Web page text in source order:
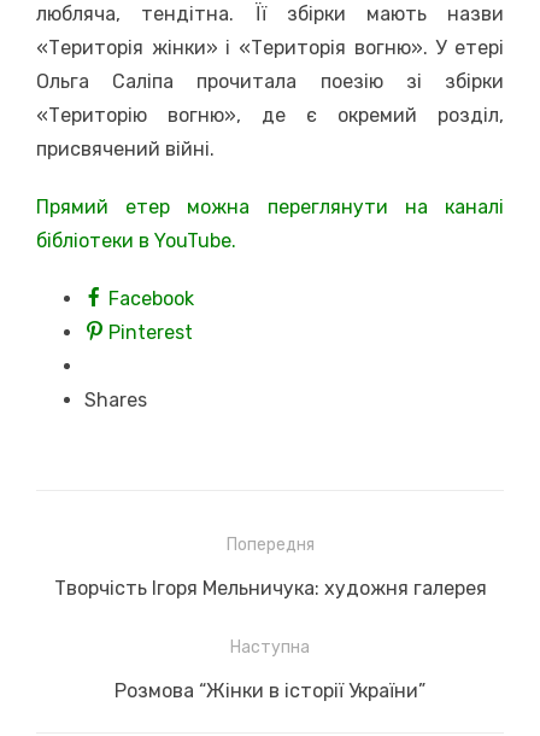
любляча, тендітна. Її збірки мають назви
«Територія жінки» і «Територія вогню». У етері
Ольга Саліпа прочитала поезію зі збірки
«Територію вогню», де є окремий розділ,
присвячений війні.
Прямий етер можна переглянути на каналі
бібліотеки в YouTube.
Facebook
Pinterest
Shares
записів
Попередня
Previous
Творчість Ігоря Мельничука: художня галерея
Наступна
Next
Розмова “Жінки в історії України”